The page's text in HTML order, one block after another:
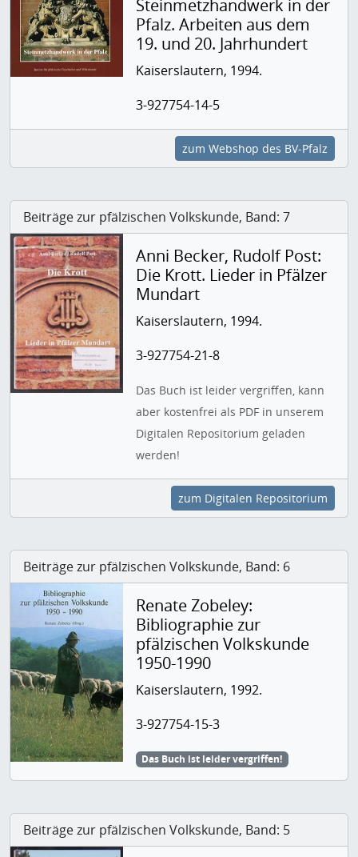
Steinmetzhandwerk in der
Pfalz. Arbeiten aus dem
19. und 20. Jahrhundert
Kaiserslautern, 1994.
3-927754-14-5
zum Webshop des BV-Pfalz
Beiträge zur pfälzischen Volkskunde, Band: 7
Anni Becker, Rudolf Post:
Die Krott. Lieder in Pfälzer
Mundart
Kaiserslautern, 1994.
3-927754-21-8
Das Buch ist leider vergriffen, kann
aber kostenfrei als PDF in unserem
Digitalen Repositorium geladen
werden!
zum Digitalen Repositorium
Beiträge zur pfälzischen Volkskunde, Band: 6
Renate Zobeley:
Bibliographie zur
pfälzischen Volkskunde
1950-1990
Kaiserslautern, 1992.
3-927754-15-3
Das Buch ist leider vergriffen!
Beiträge zur pfälzischen Volkskunde, Band: 5